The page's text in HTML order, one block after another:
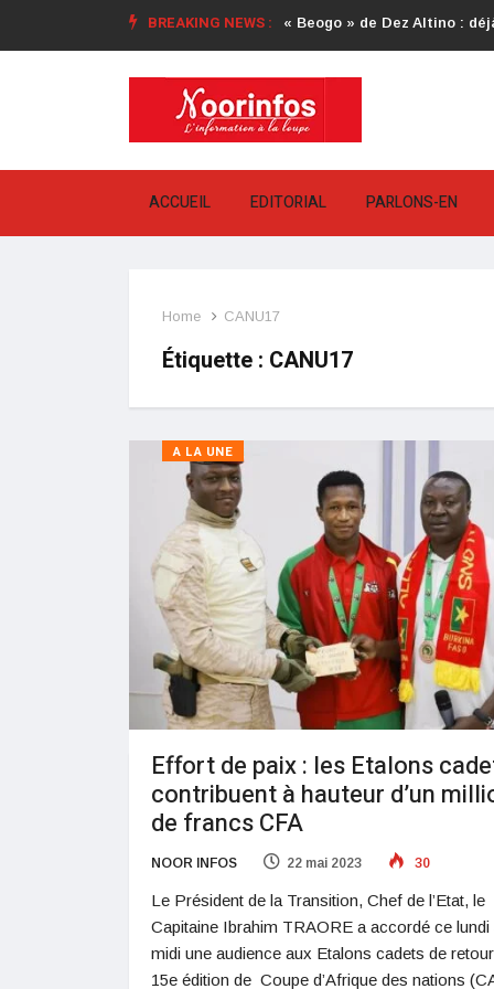
BREAKING NEWS : « Beogo » de Dez Altino :
ACCUEIL EDITORIAL PARLONS-EN
Home CANU17
Étiquette : CANU17
A LA UNE
Effort de paix : les Etalons
contribuent à hauteur d’un
de francs CFA
NOOR INFOS 22 mai 2023 30
Le Président de la Transition, Chef de l’Etat, le
Capitaine Ibrahim TRAORE a accordé ce lundi
midi une audience aux Etalons cadets de
15e édition de Coupe d’Afrique des nations